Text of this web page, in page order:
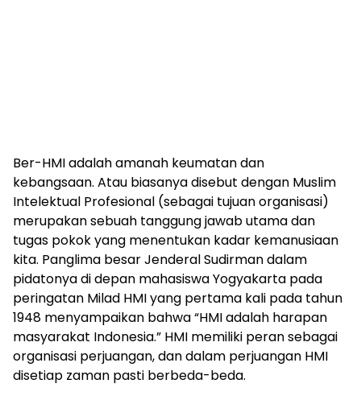
Ber-HMI adalah amanah keumatan dan
kebangsaan. Atau biasanya disebut dengan Muslim
Intelektual Profesional (sebagai tujuan organisasi)
merupakan sebuah tanggung jawab utama dan
tugas pokok yang menentukan kadar kemanusiaan
kita. Panglima besar Jenderal Sudirman dalam
pidatonya di depan mahasiswa Yogyakarta pada
peringatan Milad HMI yang pertama kali pada tahun
1948 menyampaikan bahwa “HMI adalah harapan
masyarakat Indonesia.” HMI memiliki peran sebagai
organisasi perjuangan, dan dalam perjuangan HMI
disetiap zaman pasti berbeda-beda.